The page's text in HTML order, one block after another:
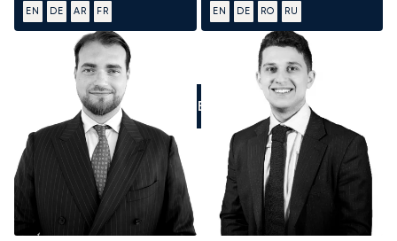
EN DE AR FR EN DE RO RU
RUFEN SIE UNS AN